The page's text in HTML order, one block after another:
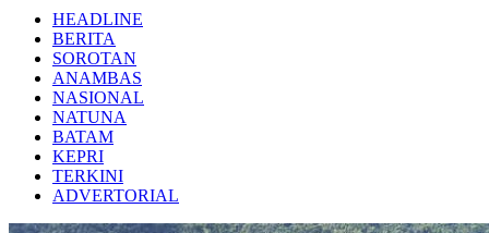
HEADLINE
BERITA
SOROTAN
ANAMBAS
NASIONAL
NATUNA
BATAM
KEPRI
TERKINI
ADVERTORIAL